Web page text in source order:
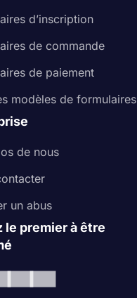
d’inscription
de commande
de paiement
modèles de formulaires
de nous
un abus
le premier à être